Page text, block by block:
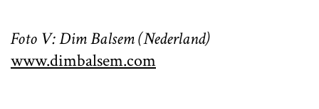
Foto V: Dim Balsem (Nederland)
www.dimbalsem.com